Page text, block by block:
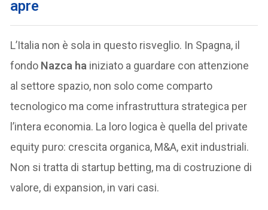
apre
L’Italia non è sola in questo risveglio. In Spagna, il
fondo Nazca ha iniziato a guardare con attenzione
al settore spazio, non solo come comparto
tecnologico ma come infrastruttura strategica per
l’intera economia. La loro logica è quella del private
equity puro: crescita organica, M&A, exit industriali.
Non si tratta di startup betting, ma di costruzione di
valore, di expansion, in vari casi.